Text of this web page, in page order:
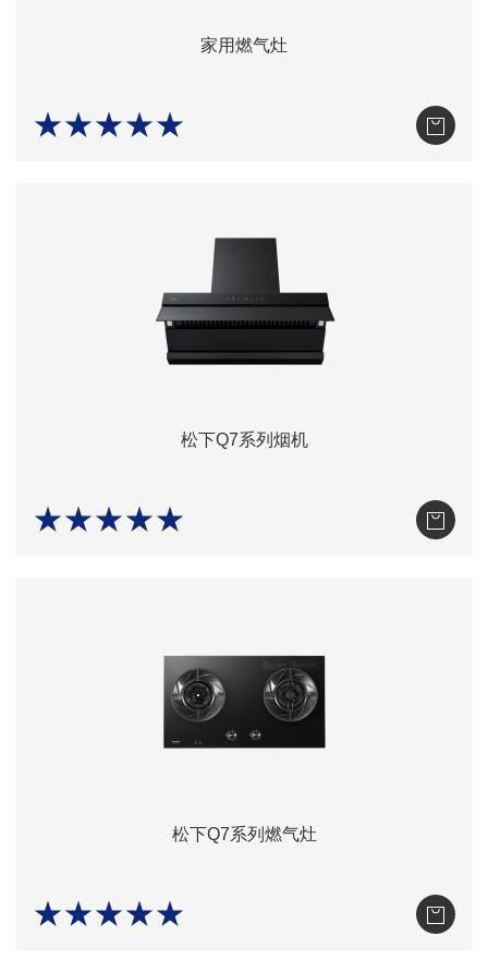
家用燃气灶
★★★★★
松下Q7系列烟机
★★★★★
松下Q7系列燃气灶
★★★★★